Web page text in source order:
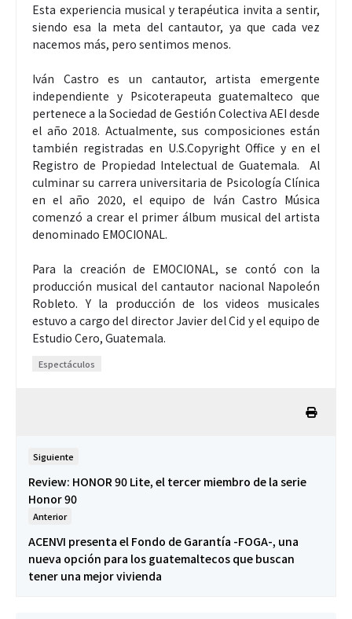
Esta experiencia musical y terapéutica invita a sentir,
siendo esa la meta del cantautor, ya que cada vez
nacemos más, pero sentimos menos.
Iván Castro es un cantautor, artista emergente
independiente y Psicoterapeuta guatemalteco que
pertenece a la Sociedad de Gestión Colectiva AEI desde
el año 2018. Actualmente, sus composiciones están
también registradas en U.S.Copyright Office y en el
Registro de Propiedad Intelectual de Guatemala. Al
culminar su carrera universitaria de Psicología Clínica
en el año 2020, el equipo de Iván Castro Música
comenzó a crear el primer álbum musical del artista
denominado EMOCIONAL.
Para la creación de EMOCIONAL, se contó con la
producción musical del cantautor nacional Napoleón
Robleto. Y la producción de los videos musicales
estuvo a cargo del director Javier del Cid y el equipo de
Estudio Cero, Guatemala.
Espectáculos
Siguiente
Review: HONOR 90 Lite, el tercer miembro de la serie
Honor 90
Anterior
ACENVI presenta el Fondo de Garantía -FOGA-, una
nueva opción para los guatemaltecos que buscan
tener una mejor vivienda